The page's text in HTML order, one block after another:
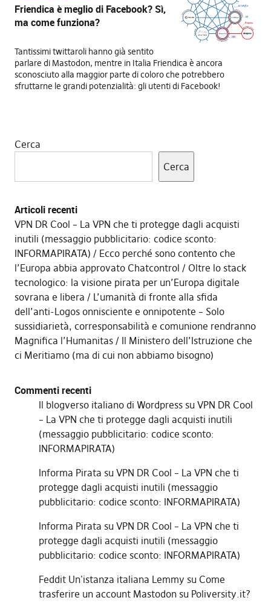
Friendica è meglio di Facebook? Sì,
ma come funziona?
Tantissimi twittaroli hanno già sentito
parlare di Mastodon, mentre in Italia Friendica è ancora
sconosciuto alla maggior parte di coloro che potrebbero
sfruttarne le grandi potenzialità: gli utenti di Facebook!
Cerca
Cerca
Articoli recenti
VPN DR Cool – La VPN che ti protegge dagli acquisti
inutili (messaggio pubblicitario: codice sconto:
INFORMAPIRATA)
Ecco perché sono contento che
l’Europa abbia approvato Chatcontrol
Oltre lo stack
tecnologico: la visione pirata per un’Europa digitale
sovrana e libera
L’umanità di fronte alla sfida
dell’anti-Logos onnisciente e onnipotente – Solo
sussidiarietà, corresponsabilità e comunione rendranno
Magnifica l’Humanitas
Il Ministero dell’Istruzione che
ci Meritiamo (ma di cui non abbiamo bisogno)
Commenti recenti
Il blogverso italiano di Wordpresssu VPN DR Cool
– La VPN che ti protegge dagli acquisti inutili
(messaggio pubblicitario: codice sconto:
INFORMAPIRATA)
Informa Pirata su VPN DR Cool – La VPN che ti
protegge dagli acquisti inutili (messaggio
pubblicitario: codice sconto: INFORMAPIRATA)
Informa Pirata su VPN DR Cool – La VPN che ti
protegge dagli acquisti inutili (messaggio
pubblicitario: codice sconto: INFORMAPIRATA)
Feddit Un'istanza italiana Lemmy su Come
trasferire un account Mastodon su Poliversity.it?